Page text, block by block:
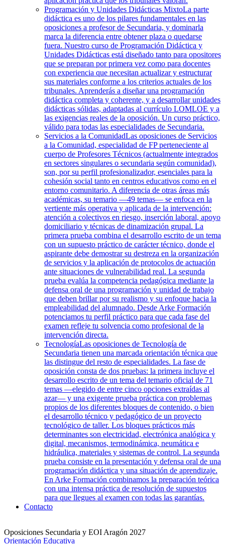
Programación y Unidades Didácticas MixtoLa parte
didáctica es uno de los pilares fundamentales en las
oposiciones a profesor de Secundaria, y dominarla
marca la diferencia entre obtener plaza o quedarse
fuera. Nuestro curso de Programación Didáctica y
Unidades Didácticas está diseñado tanto para opositores
que se preparan por primera vez como para docentes
con experiencia que necesitan actualizar y estructurar
sus materiales conforme a los criterios actuales de los
tribunales. Aprenderás a diseñar una programación
didáctica completa y coherente, y a desarrollar unidades
didácticas sólidas, adaptadas al currículo LOMLOE y a
las exigencias reales de la oposición. Un curso práctico,
válido para todas las especialidades de Secundaria.
Servicios a la ComunidadLas oposiciones de Servicios
a la Comunidad, especialidad de FP perteneciente al
cuerpo de Profesores Técnicos (actualmente integrados
en sectores singulares o secundaria según comunidad),
son, por su perfil profesionalizador, esenciales para la
cohesión social tanto en centros educativos como en el
entorno comunitario. A diferencia de otras áreas más
académicas, su temario —49 temas— se enfoca en la
vertiente más operativa y aplicada de la intervención:
atención a colectivos en riesgo, inserción laboral, apoyo
domiciliario y técnicas de dinamización grupal. La
primera prueba combina el desarrollo escrito de un tema
con un supuesto práctico de carácter técnico, donde el
aspirante debe demostrar su destreza en la organización
de servicios y la aplicación de protocolos de actuación
ante situaciones de vulnerabilidad real. La segunda
prueba evalúa la competencia pedagógica mediante la
defensa oral de una programación y unidad de trabajo
que deben brillar por su realismo y su enfoque hacia la
empleabilidad del alumnado. Desde Arke Formación
potenciamos tu perfil práctico para que cada fase del
examen refleje tu solvencia como profesional de la
intervención directa.
TecnologíaLas oposiciones de Tecnología de
Secundaria tienen una marcada orientación técnica que
las distingue del resto de especialidades. La fase de
oposición consta de dos pruebas: la primera incluye el
desarrollo escrito de un tema del temario oficial de 71
temas —elegido de entre cinco opciones extraídas al
azar— y una exigente prueba práctica con problemas
propios de los diferentes bloques de contenido, o bien
el desarrollo técnico y pedagógico de un proyecto
tecnológico de taller. Los bloques prácticos más
determinantes son electricidad, electrónica analógica y
digital, mecanismos, termodinámica, neumática e
hidráulica, materiales y sistemas de control. La segunda
prueba consiste en la presentación y defensa oral de una
programación didáctica y una situación de aprendizaje.
En Arke Formación combinamos la preparación teórica
con una intensa práctica de resolución de supuestos
para que llegues al examen con todas las garantías.
Contacto
Oposiciones Secundaria y EOI Aragón 2027
Orientación Educativa